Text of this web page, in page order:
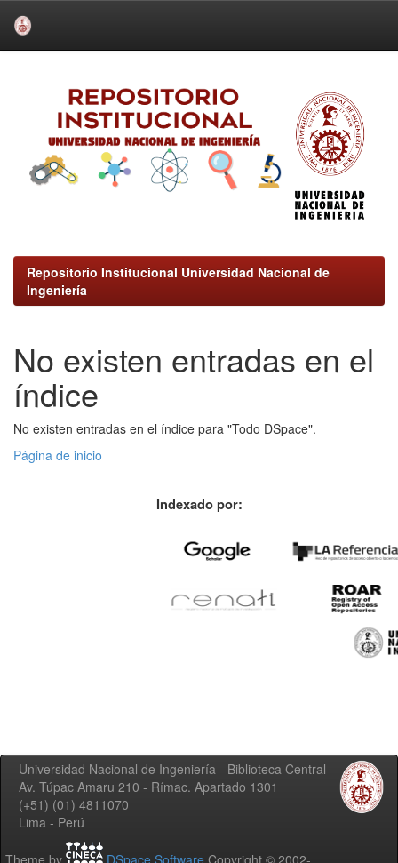
Repositorio Institucional Universidad Nacional de
Ingeniería
No existen entradas en el
índice
No existen entradas en el índice para "Todo DSpace".
Página de inicio
Indexado por:
Universidad Nacional de Ingeniería - Biblioteca Central
Av. Túpac Amaru 210 - Rímac. Apartado 1301
(+51) (01) 4811070
Lima - Perú